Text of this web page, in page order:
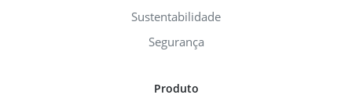
Sustentabilidade
Segurança
Produto